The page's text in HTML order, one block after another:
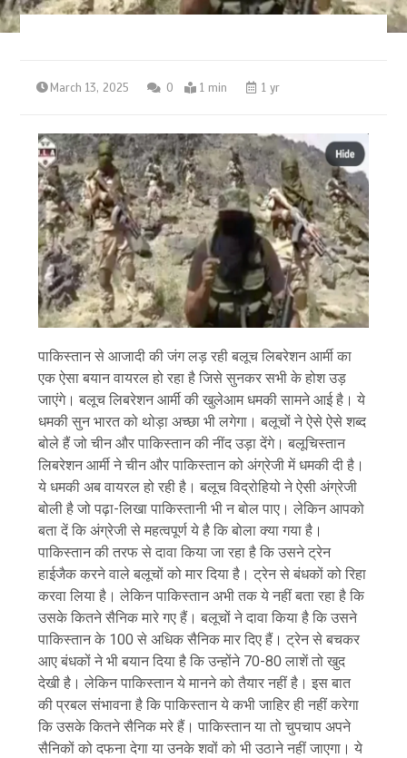
March 13, 2025 0 1 min 1 yr
पाकिस्तान से आजादी की जंग लड़ रही बलूच लिबरेशन आर्मी का
एक ऐसा बयान वायरल हो रहा है जिसे सुनकर सभी के होश उड़
जाएंगे। बलूच लिबरेशन आर्मी की खुलेआम धमकी सामने आई है। ये
धमकी सुन भारत को थोड़ा अच्छा भी लगेगा। बलूचों ने ऐसे ऐसे शब्द
बोले हैं जो चीन और पाकिस्तान की नींद उड़ा देंगे। बलूचिस्तान
लिबरेशन आर्मी ने चीन और पाकिस्तान को अंग्रेजी में धमकी दी है।
ये धमकी अब वायरल हो रही है। बलूच विद्रोहियो ने ऐसी अंग्रेजी
बोली है जो पढ़ा-लिखा पाकिस्तानी भी न बोल पाए। लेकिन आपको
बता दें कि अंग्रेजी से महत्वपूर्ण ये है कि बोला क्या गया है।
पाकिस्तान की तरफ से दावा किया जा रहा है कि उसने ट्रेन
हाईजैक करने वाले बलूचों को मार दिया है। ट्रेन से बंधकों को रिहा
करवा लिया है। लेकिन पाकिस्तान अभी तक ये नहीं बता रहा है कि
उसके कितने सैनिक मारे गए हैं। बलूचों ने दावा किया है कि उसने
पाकिस्तान के 100 से अधिक सैनिक मार दिए हैं। ट्रेन से बचकर
आए बंधकों ने भी बयान दिया है कि उन्होंने 70-80 लाशें तो खुद
देखी है। लेकिन पाकिस्तान ये मानने को तैयार नहीं है। इस बात
की प्रबल संभावना है कि पाकिस्तान ये कभी जाहिर ही नहीं करेगा
कि उसके कितने सैनिक मरे हैं। पाकिस्तान या तो चुपचाप अपने
सैनिकों को दफना देगा या उनके शवों को भी उठाने नहीं जाएगा। ये